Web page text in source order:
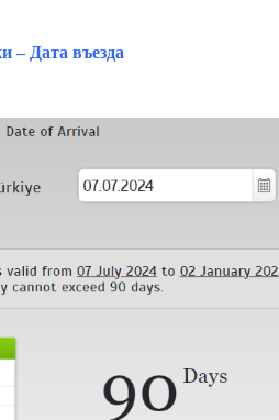
– Дата въезда